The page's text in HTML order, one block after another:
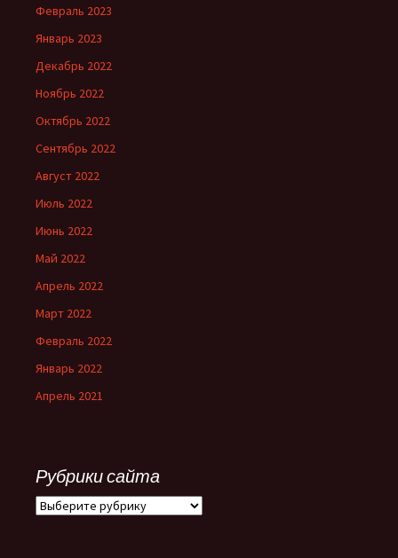
Февраль 2023
Январь 2023
Декабрь 2022
Ноябрь 2022
Октябрь 2022
Сентябрь 2022
Август 2022
Июль 2022
Июнь 2022
Май 2022
Апрель 2022
Март 2022
Февраль 2022
Январь 2022
Апрель 2021
Рубрики сайта
Рубрики